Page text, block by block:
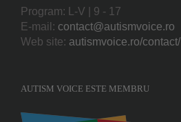
Program: L-V | 9 - 17
E-mail: contact@autismvoice.ro
Web site: autismvoice.ro/contact/
AUTISM VOICE ESTE MEMBRU